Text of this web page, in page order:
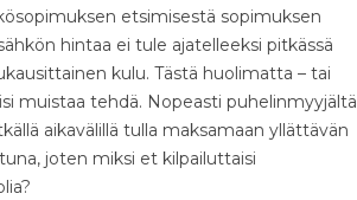
etsimisestä sopimuksen
hintaa ei tule ajatelleeksi pitkässä
kulu. Tästä huolimatta – tai
muistaa tehdä. Nopeasti puhelinmyyjältä
aikavälillä tulla maksamaan yllättävän
joten miksi et kilpailuttaisi